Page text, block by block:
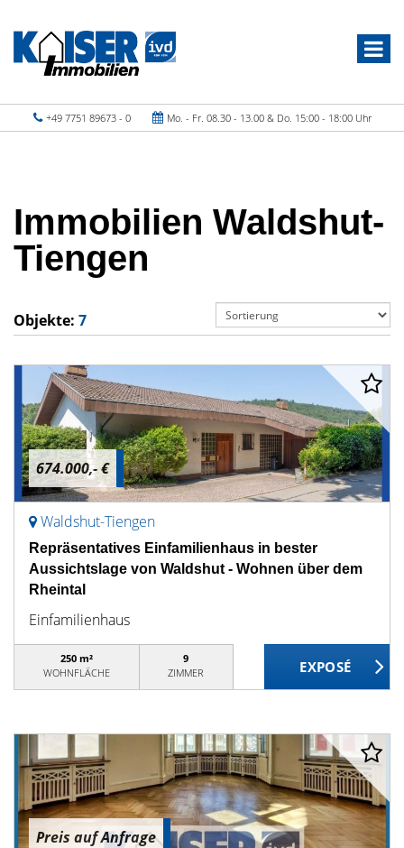
+49 7751 89673 - 0 Mo. - Fr. 08.30 - 13.00 & Do. 15:00 - 18:00 Uhr
Immobilien Waldshut-
Tiengen
Objekte: 7
674.000,- €
Waldshut-Tiengen
Repräsentatives Einfamilienhaus in bester
Aussichtslage von Waldshut - Wohnen über dem
Rheintal
Einfamilienhaus
250 m²
WOHNFLÄCHE
9
ZIMMER
Preis auf Anfrage